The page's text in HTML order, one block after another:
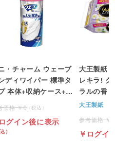
・チャーム ウェーブ
ディワイパー 標準タ
本体+収納ケース+取
パック
0
ログイン後に表示
大王製紙
レキラ! ク
ラルの香
パック(20
大王製紙
ログイ